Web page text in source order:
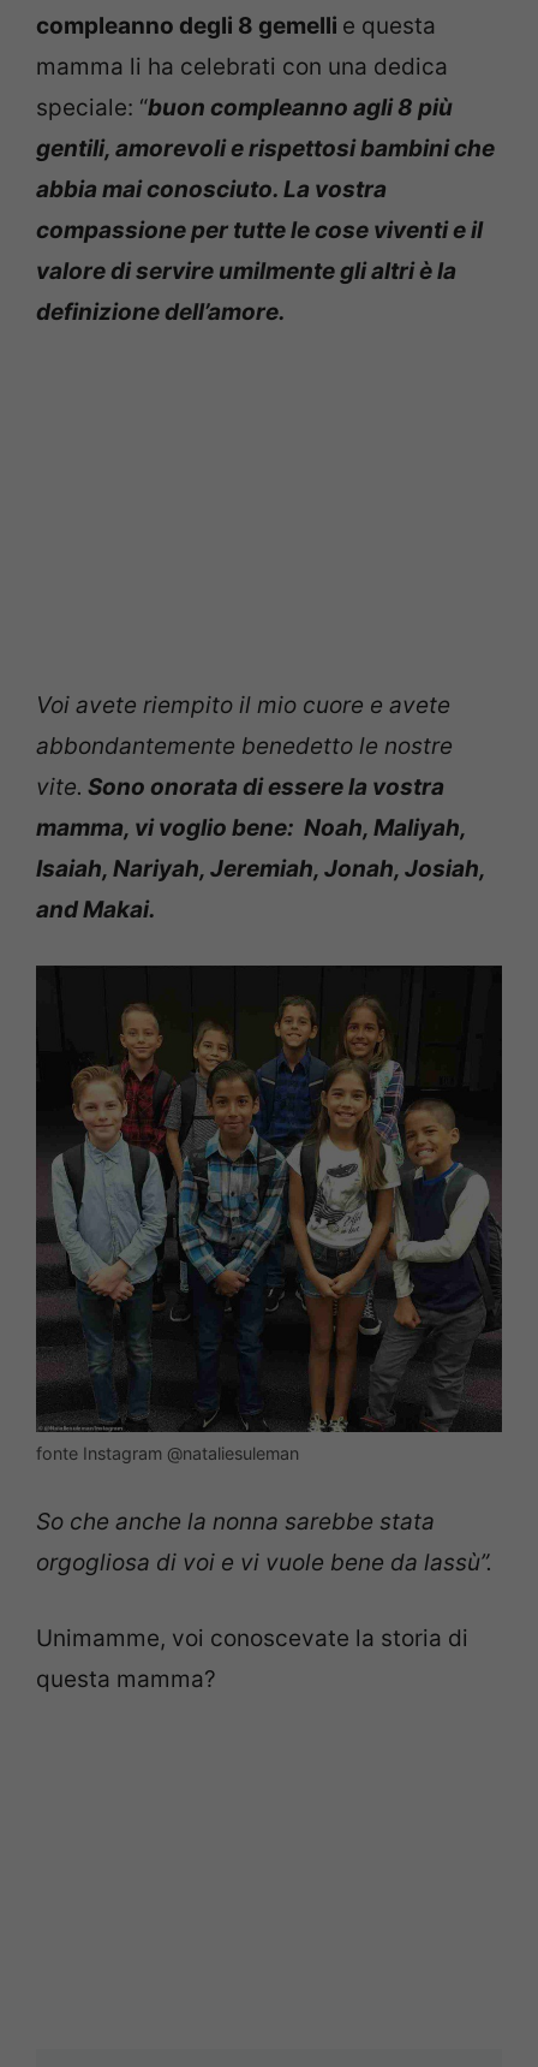
compleanno degli 8 gemelli e questa
mamma li ha celebrati con una dedica
speciale: “buon compleanno agli 8 più
gentili, amorevoli e rispettosi bambini che
abbia mai conosciuto. La vostra
compassione per tutte le cose viventi e il
valore di servire umilmente gli altri è la
definizione dell’amore.
Voi avete riempito il mio cuore e avete
abbondantemente benedetto le nostre
vite. Sono onorata di essere la vostra
mamma, vi voglio bene: Noah, Maliyah,
Isaiah, Nariyah, Jeremiah, Jonah, Josiah,
and Makai.
fonte Instagram @nataliesuleman
So che anche la nonna sarebbe stata
orgogliosa di voi e vi vuole bene da lassù”.
Unimamme, voi conoscevate la storia di
questa mamma?